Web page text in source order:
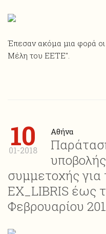
Έπεσαν ακόμα μια φορά
Μέλη του ΕΕΤΕ".
10
01-2018
Αθήνα
συμμετοχής για
ΕΧ_LIBRIS έως
Φεβρουαρίου